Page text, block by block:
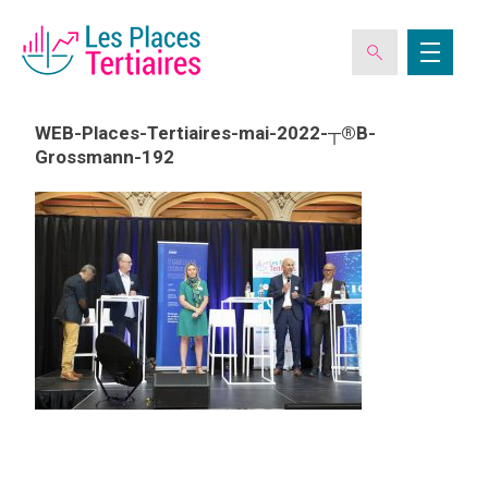
ESPACE ADHÉRENT
L’ASSOCIATION
LES CLUBS DES PLACES TERTIAIRES
VERIQUALIS
WEB-Places-Tertiaires-mai-2022-┬®B-
Grossmann-192